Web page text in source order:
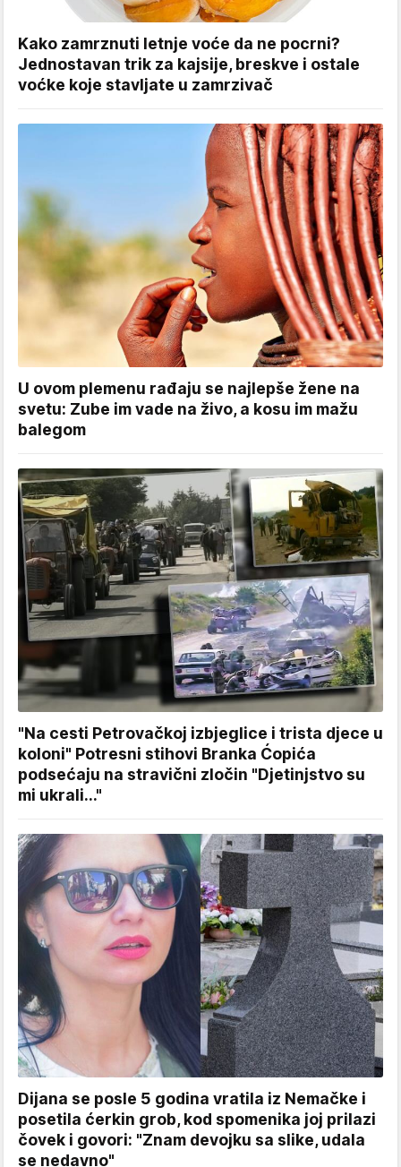
Kako zamrznuti letnje voće da ne pocrni?
Jednostavan trik za kajsije, breskve i ostale
voćke koje stavljate u zamrzivač
U ovom plemenu rađaju se najlepše žene na
svetu: Zube im vade na živo, a kosu im mažu
balegom
"Na cesti Petrovačkoj izbjeglice i trista djece u
koloni" Potresni stihovi Branka Ćopića
podsećaju na stravični zločin "Djetinjstvo su
mi ukrali..."
Dijana se posle 5 godina vratila iz Nemačke i
posetila ćerkin grob, kod spomenika joj prilazi
čovek i govori: "Znam devojku sa slike, udala
se nedavno"